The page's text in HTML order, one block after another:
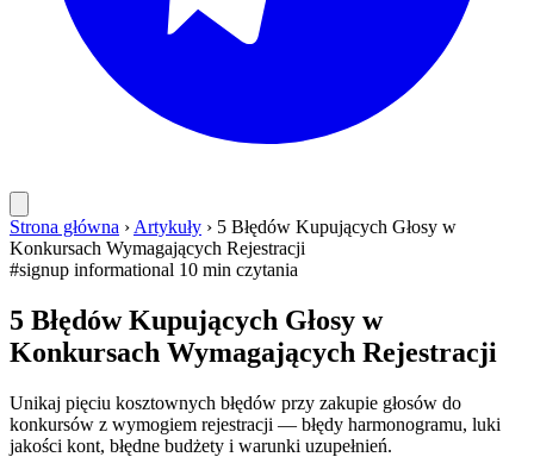
Strona główna › Artykuły › 5 Błędów Kupujących Głosy w
Konkursach Wymagających Rejestracji
#signup informational 10 min czytania
5 Błędów Kupujących Głosy w
Konkursach Wymagających Rejestracji
Unikaj pięciu kosztownych błędów przy zakupie głosów do
konkursów z wymogiem rejestracji — błędy harmonogramu, luki
jakości kont, błędne budżety i warunki uzupełnień.